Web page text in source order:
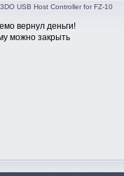
3DO USB Host Controller for FZ-10
вернул деньги!
можно закрыть